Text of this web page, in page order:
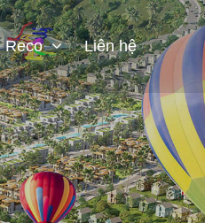
Reco Liên hệ